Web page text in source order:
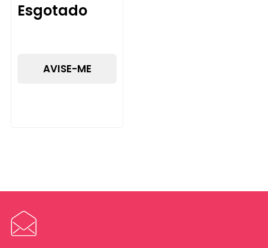
Esgotado
AVISE-ME